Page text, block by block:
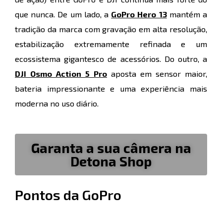
que nunca. De um lado, a GoPro Hero 13mantém a
tradição da marca com gravação em alta resolução,
estabilização extremamente refinada e um
ecossistema gigantesco de acessórios. Do outro, a
DJI Osmo Action 5 Pro aposta em sensor maior,
bateria impressionante e uma experiência mais
moderna no uso diário.
Garanta a sua câmera na
Detona Shop
Pontos da GoPro